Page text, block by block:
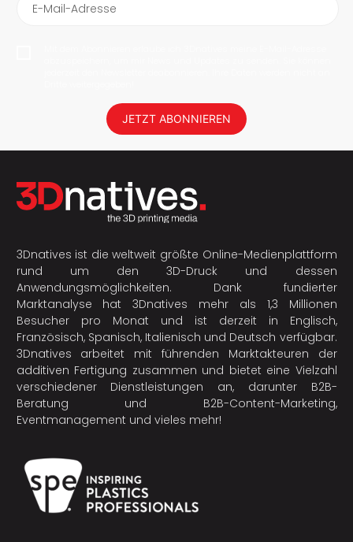
E-Mail-Adresse
JETZT ABONNIEREN
3Dnatives ist die weltweit größte Online-Medienplattform
rund um den 3D-Druck und dessen
Anwendungsmöglichkeiten. Dank fundierter
Marktanalyse hat 3Dnatives mehr als 1,3 Millionen
Besucher pro Monat und ist derzeit in Englisch,
Französisch, Spanisch, Italienisch und Deutsch verfügbar.
3Dnatives arbeitet mit führenden Marktakteuren der
additiven Fertigung zusammen und bietet eine Vielzahl
verschiedener Dienstleistungen an, darunter B2B-
Beratung und B2B-Content-Marketing,
Eventmanagement und vieles mehr!